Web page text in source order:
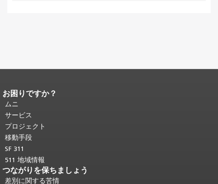
ページコンテンツの終わり。
ジの残りの部分はすべてのページで繰
り返されます。
頭に戻る。
お困りですか？
ムニ
サービス
プロジェクト
移動手段
SF 311
511 地域情報
つながりを保ちましょう
差別に関する苦情